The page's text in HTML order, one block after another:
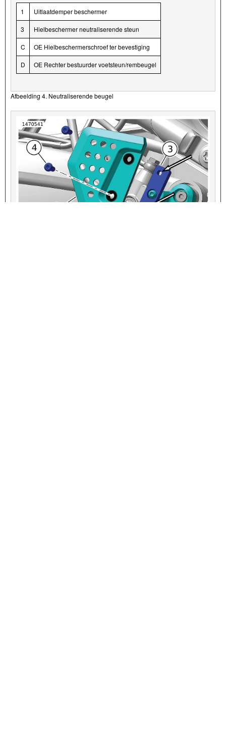
1 Uitlaatdemper beschermer
3 Hielbeschermer neutraliserende steun
C OE Hielbeschermerschroef ter bevestiging
D OE Rechter bestuurder voetsteun/rembeugel
Afbeelding 4. Neutraliserende beugel